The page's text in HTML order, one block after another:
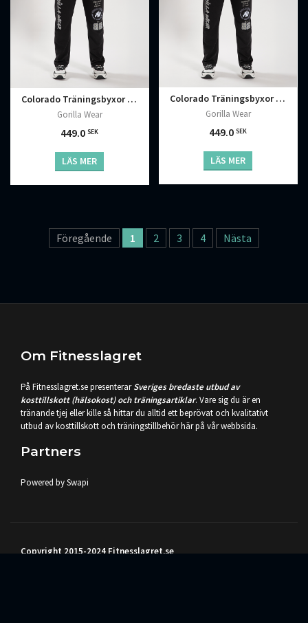
Colorado Träningsbyxor Svart
Gorilla Wear
449.0SEK
LÄS MER
Colorado Träningsbyxor Svart
Gorilla Wear
449.0SEK
LÄS MER
Föregående 1 2 3 4 Nästa
Om Fitnesslagret
På Fitnesslagret.se presenterarSveriges bredaste utbud av
kosttillskott (hälsokost) och träningsartiklar. Vare sig du är en
tränande tjej eller kille så hittar du alltid ett beprövat och kvalitativt
utbud av kosttillskott och träningstillbehör här på vår webbsida.
Partners
Powered by Swapi
Copyright 2015-2024 Fitnesslagret.se